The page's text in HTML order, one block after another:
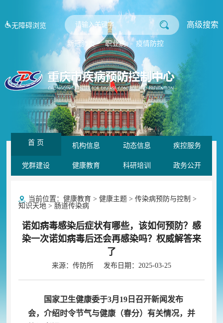
无障碍浏览 高级搜索
新冠肺炎 职业病 疫情防控
首 页 机构信息 动态信息 疾控服务
党群建设 健康教育 科研培训 政务公开
当前位置： 健康教育> 健康主题> 传染病预防与控制 >
知识天地> 肠道传染病
诺如病毒感染后症状有哪些， 该如何预防？感
染一次诺如病毒后还会再感染吗？权威解答来
了
来源：传防所 发布日期：2025-03-25
国家卫生健康委于3月19日召开新闻发布
会， 介绍时令节气与健康（春分）有关情况，并